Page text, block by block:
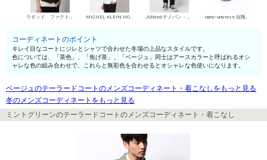
ラギッド ファクトリー ジレ MICHEL KLEIN HOMME シャツ JUNred チノパン・綿パン nano･universe 短靴・レザーシューズ
コーディネートのポイント
キレイ目なコートにジレとシャツで合わせた冬場の上品なスタイルです。
色については、「茶色」、「焦げ茶」、「ベージュ」同士はアースカラーと呼ばれるオシ
ャレな色の組み合わせで、これらと無彩色を合わせるとオシャレな色使いになります。
ベージュのテーラードコートのメンズコーディネート・着こなしをもっと見る
冬のメンズコーディネートをもっと見る
ミントグリーンのテーラードコートのメンズコーディネート・着こなし